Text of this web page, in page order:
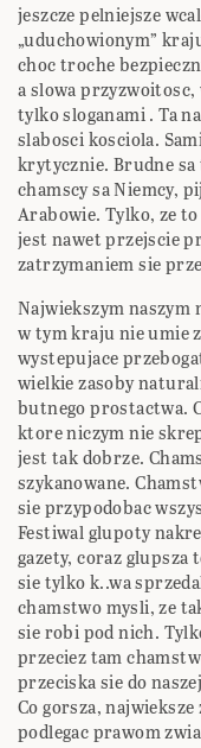
jeszcze pelniejsze
„uduchowionym”
choc troche
a slowa
tylko sloganami . Ta
slabosci kosciola.
krytycznie. Brudne
chamscy sa Niemcy,
Arabowie. Tylko, ze
jest nawet przejscie
zatrzymaniem sie
Najwiekszym
w tym kraju nie umie
wystepujace
wielkie zasoby
butnego prostactwa.
ktore niczym nie
jest tak dobrze.
szykanowane.
sie przypodobac
Festiwal glupoty
gazety, coraz glupsza
sie tylko k..wa
chamstwo mysli, ze
sie robi pod nich.
przeciez tam
przeciska sie do
Co gorsza,
podlegac prawom